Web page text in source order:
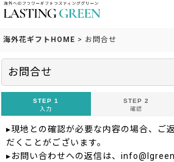
海外花ギフトHOME > お問合せ
お問合せ
STEP 1
入力
STEP 2
確認
▸現地との確認が必要な内容の場合、ご
だくことがございます。
▸お問い合わせへの返信は、